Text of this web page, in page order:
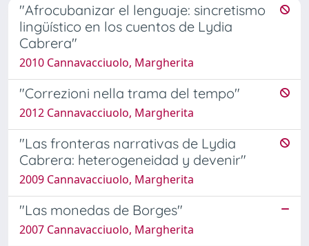
"Afrocubanizar el lenguaje: sincretismo
lingüístico en los cuentos de Lydia
Cabrera"
2010 Cannavacciuolo, Margherita
"Correzioni nella trama del tempo"
2012 Cannavacciuolo, Margherita
"Las fronteras narrativas de Lydia
Cabrera: heterogeneidad y devenir"
2009 Cannavacciuolo, Margherita
"Las monedas de Borges"
2007 Cannavacciuolo, Margherita